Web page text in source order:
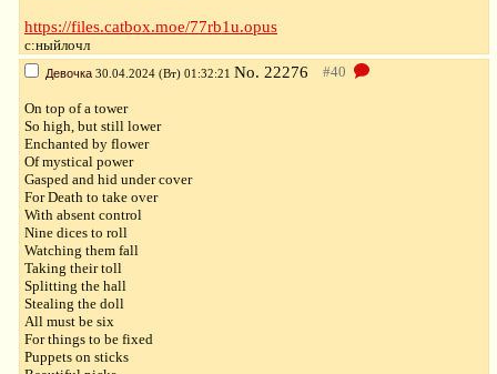
https://files.catbox.moe/77rb1u.opus
с:ныйлочл
Девочка 30.04.2024 (Вт) 01:32:21 No. 22276
On top of a tower
So high, but still lower
Enchanted by flower
Of mystical power
Gasped and hid under cover
For Death to take over
With absent control
Nine dices to roll
Watching them fall
Taking their toll
Splitting the hall
Stealing the doll
All must be six
For things to be fixed
Puppets on sticks